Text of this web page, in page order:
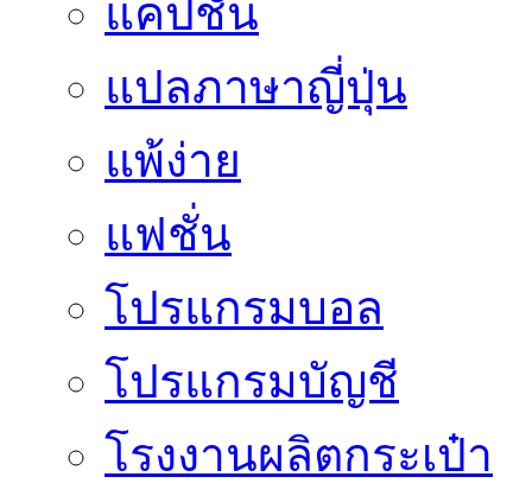
แคปชั่น
แปลภาษาญี่ปุ่น
แพ้ง่าย
แฟชั่น
โปรแกรมบอล
โปรแกรมบัญชี
โรงงานผลิตกระเป๋า